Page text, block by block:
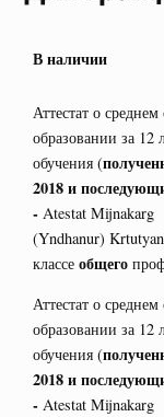
В наличии
Аттестат о
образовании за 12
обучения (
2018 и
- Atestat Mijnakarg
(Yndhanur)
классе общего
Аттестат о
образовании за 12
обучения (
2018 и
- Atestat Mijnakarg